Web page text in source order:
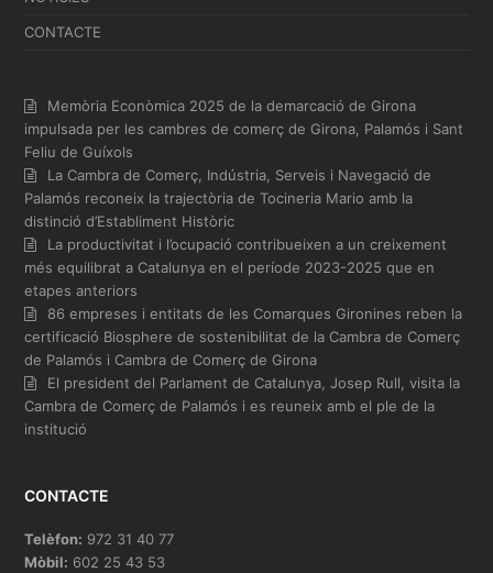
CONTACTE
Memòria Econòmica 2025 de la demarcació de Girona
impulsada per les cambres de comerç de Girona, Palamós i Sant
Feliu de Guíxols
La Cambra de Comerç, Indústria, Serveis i Navegació de
Palamós reconeix la trajectòria de Tocineria Mario amb la
distinció d’Establiment Històric
La productivitat i l’ocupació contribueixen a un creixement
més equilibrat a Catalunya en el període 2023-2025 que en
etapes anteriors
86 empreses i entitats de les Comarques Gironines reben la
certificació Biosphere de sostenibilitat de la Cambra de Comerç
de Palamós i Cambra de Comerç de Girona
El president del Parlament de Catalunya, Josep Rull, visita la
Cambra de Comerç de Palamós i es reuneix amb el ple de la
institució
CONTACTE
Telèfon: 972 31 40 77
Mòbil: 602 25 43 53